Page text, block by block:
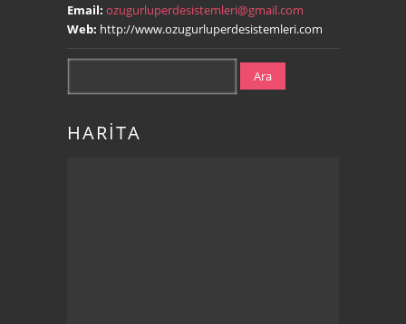
Email: ozugurluperdesistemleri@gmail.com
Web: http://www.ozugurluperdesistemleri.com
Ara
HARİTA